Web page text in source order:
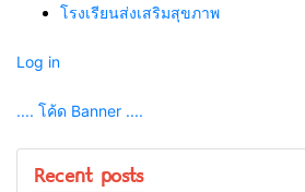
โรงเรียนส่งเสริมสุขภาพ
Log in
.... โค้ด Banner ....
Recent posts